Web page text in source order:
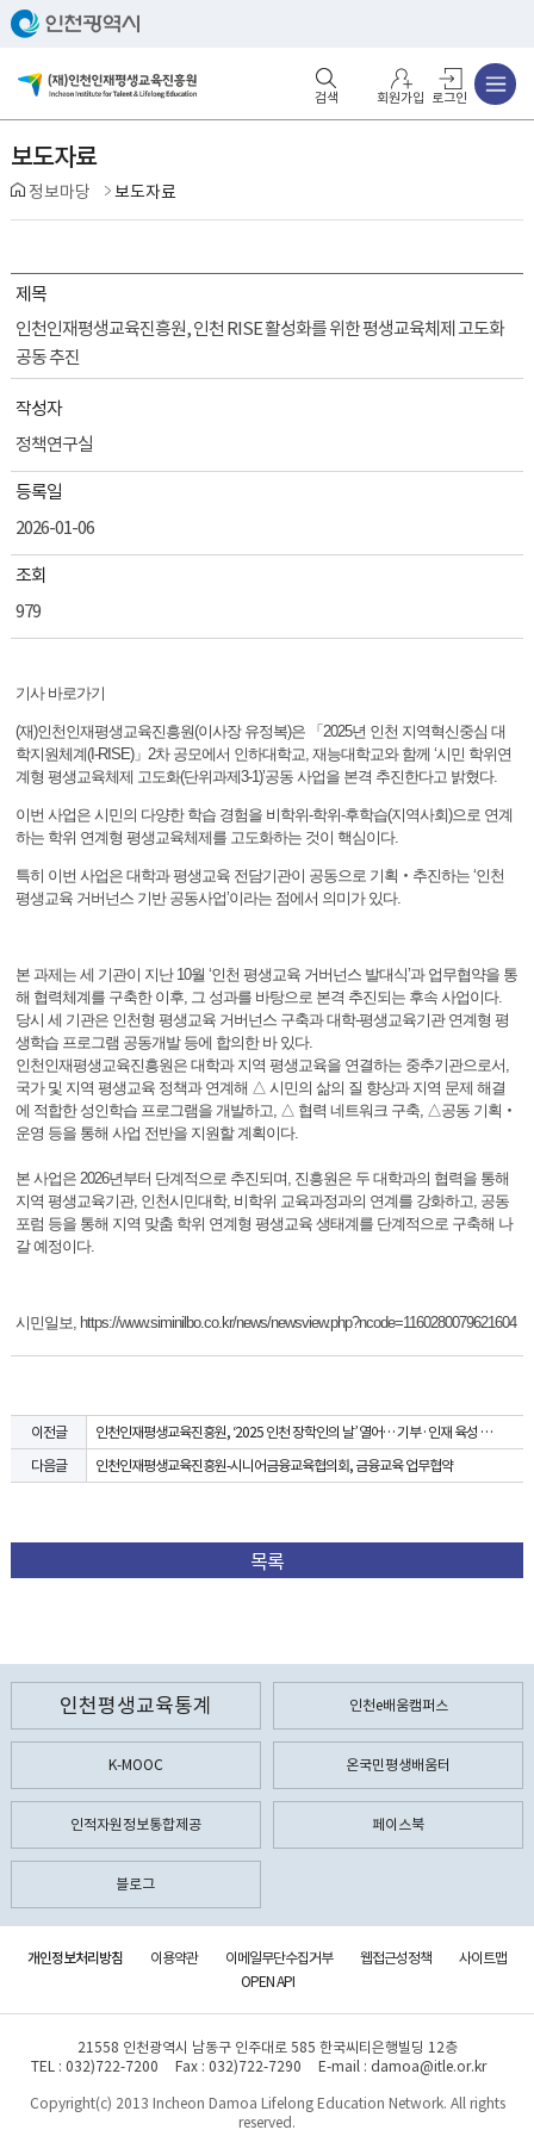
회원가입 로그인
보도자료
정보마당 보도자료
제목
인천인재평생교육진흥원, 인천 RISE 활성화를 위한 평생교육체제 고도화
공동 추진
작성자
정책연구실
등록일
2026-01-06
조회
979
기사 바로가기
(재)인천인재평생교육진흥원(이사장 유정복)은 「2025년 인천 지역혁신중심 대
학지원체계(I-RISE)」2차 공모에서 인하대학교, 재능대학교와 함께 ‘시민 학위연
계형 평생교육체제 고도화(단위과제3-1)’공동 사업을 본격 추진한다고 밝혔다.
이번 사업은 시민의 다양한 학습 경험을 비학위-학위-후학습(지역사회)으로 연계
하는 학위 연계형 평생교육체제를 고도화하는 것이 핵심이다.
특히 이번 사업은 대학과 평생교육 전담기관이 공동으로 기획‧추진하는 ‘인천
평생교육 거버넌스 기반 공동사업’이라는 점에서 의미가 있다.
본 과제는 세 기관이 지난 10월 ‘인천 평생교육 거버넌스 발대식’과 업무협약을 통
해 협력체계를 구축한 이후, 그 성과를 바탕으로 본격 추진되는 후속 사업이다.
당시 세 기관은 인천형 평생교육 거버넌스 구축과 대학-평생교육기관 연계형 평
생학습 프로그램 공동개발 등에 합의한 바 있다.
인천인재평생교육진흥원은 대학과 지역 평생교육을 연결하는 중추기관으로서,
국가 및 지역 평생교육 정책과 연계해 △ 시민의 삶의 질 향상과 지역 문제 해결
에 적합한 성인학습 프로그램을 개발하고, △ 협력 네트워크 구축, △공동 기획‧
운영 등을 통해 사업 전반을 지원할 계획이다.
본 사업은 2026년부터 단계적으로 추진되며, 진흥원은 두 대학과의 협력을 통해
지역 평생교육기관, 인천시민대학, 비학위 교육과정과의 연계를 강화하고, 공동
포럼 등을 통해 지역 맞춤 학위 연계형 평생교육 생태계를 단계적으로 구축해 나
갈 예정이다.
시민일보, https://www.siminilbo.co.kr/news/newsview.php?ncode=1160280079621604
이전글
인천인재평생교육진흥원, ‘2025 인천 장학인의 날’ 열어… 기부·인재 육성 성과 공유
다음글
인천인재평생교육진흥원-시니어금융교육협의회, 금융교육 업무협약
목록
인천평생교육통계 인천e배움캠퍼스
K-MOOC 온국민평생배움터
인적자원정보통합제공 페이스북
블로그
개인정보처리방침 이용약관 이메일무단수집거부 웹접근성정책
사이트맵
OPEN API
21558 인천광역시 남동구 인주대로 585 한국씨티은행빌딩 12층
TEL : 032)722-7200
Fax : 032)722-7290 E-mail : damoa@itle.or.kr
Copyright(c) 2013 Incheon Damoa Lifelong Education Network. All rights
reserved.